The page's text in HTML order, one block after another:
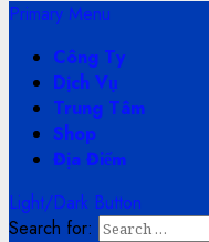
Primary Menu
Công Ty
Dịch Vụ
Trung Tâm
Shop
Địa Điểm
Light/Dark Button
Search for: